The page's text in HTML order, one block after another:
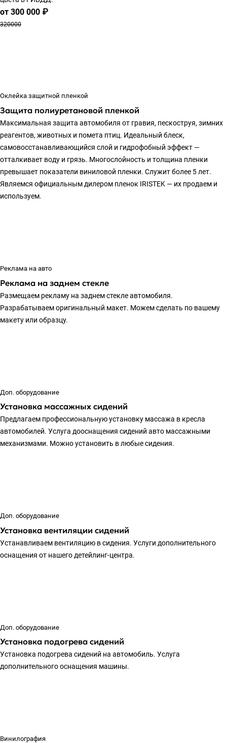
от 300 000 ₽
320000
Оклейка защитной пленкой
Защита полиуретановой пленкой
Максимальная защита автомобиля от гравия, пескоструя, зимних
реагентов, животных и помета птиц. Идеальный блеск,
самовосстанавливающийся слой и гидрофобный эффект —
отталкивает воду и грязь. Многослойность и толщина пленки
превышает показатели виниловой пленки. Служит более 5 лет.
Являемся официальным дилером пленок IRISTEK — их продаем и
используем.
Реклама на авто
Реклама на заднем стекле
Размещаем рекламу на заднем стекле автомобиля.
Разрабатываем оригинальный макет. Можем сделать по вашему
макету или образцу.
Доп. оборудование
Установка массажных сидений
Предлагаем профессиональную установку массажа в кресла
автомобилей. Услуга дооснащения сидений авто массажными
механизмами. Можно установить в любые сидения.
Доп. оборудование
Установка вентиляции сидений
Устанавливаем вентиляцию в сидения. Услуги дополнительного
оснащения от нашего детейлинг-центра.
Доп. оборудование
Установка подогрева сидений
Установка подогрева сидений на автомобиль. Услуга
дополнительного оснащения машины.
Винилография